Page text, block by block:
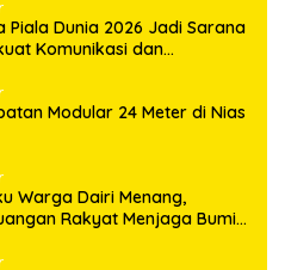
Piala Dunia 2026 Jadi Sarana
Komunikasi dan
Modular 24 Meter di Nias
Warga Dairi Menang,
Rakyat Menjaga Bumi